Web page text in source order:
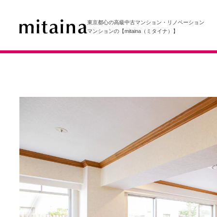
東京都心の高級中古マンション・リノベーション
マンションの【mitaina（ミタイナ）】